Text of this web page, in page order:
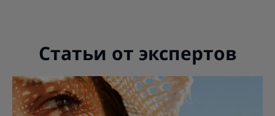
Статьи от экспертов